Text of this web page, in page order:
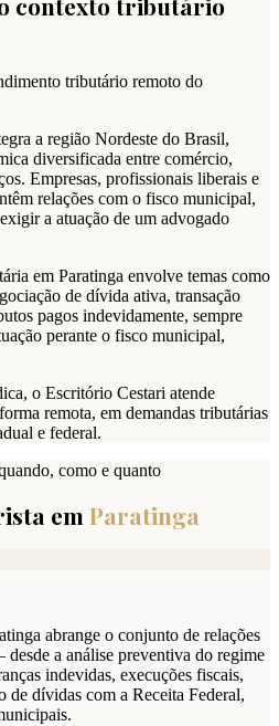
tributário remoto do
a região Nordeste do Brasil,
diversificada entre comércio,
Empresas, profissionais liberais e
relações com o fisco municipal,
a atuação de um advogado
em Paratinga envolve temas como
de dívida ativa, transação
pagos indevidamente, sempre
perante o fisco municipal,
o Escritório Cestari atende
remota, em demandas tributárias
e federal.
como e quanto
em Paratinga
abrange o conjunto de relações
a análise preventiva do regime
indevidas, execuções fiscais,
de dívidas com a Receita Federal,